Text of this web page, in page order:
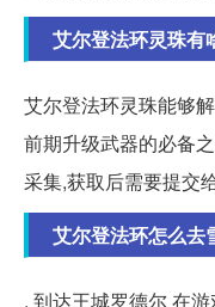
艾尔登法环灵珠有
艾尔登法环灵珠能够
前期升级武器的必备
采集,获取后需要提交
艾尔登法环怎么去
. 到达王城罗德尔 在